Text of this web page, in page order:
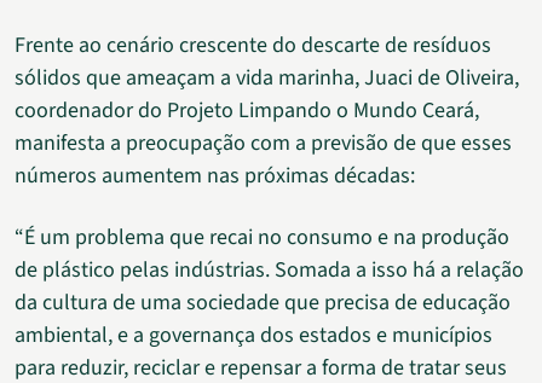
Frente ao cenário crescente do descarte de resíduos
sólidos que ameaçam a vida marinha, Juaci de Oliveira,
coordenador do Projeto Limpando o Mundo Ceará,
manifesta a preocupação com a previsão de que esses
números aumentem nas próximas décadas:
“É um problema que recai no consumo e na produção
de plástico pelas indústrias. Somada a isso há a relação
da cultura de uma sociedade que precisa de educação
ambiental, e a governança dos estados e municípios
para reduzir, reciclar e repensar a forma de tratar seus